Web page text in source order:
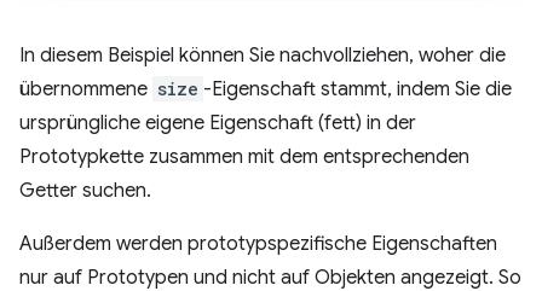
In diesem Beispiel können Sie nachvollziehen, woher die
übernommene size -Eigenschaft stammt, indem Sie die
ursprüngliche eigene Eigenschaft (fett) in der
Prototypkette zusammen mit dem entsprechenden
Getter suchen.
Außerdem werden prototypspezifische Eigenschaften
nur auf Prototypen und nicht auf Objekten angezeigt. So